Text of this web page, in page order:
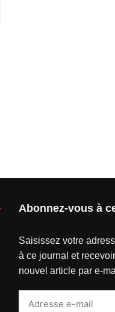
Abonnez-vous à
Saisissez votre
à ce journal et
nouvel article par e-